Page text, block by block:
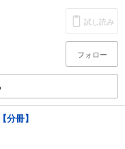
試し読み
フォロー
分冊】